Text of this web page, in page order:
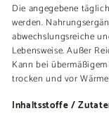
Die angegebene
werden.
abwechslungsreiche
Lebensweise. Außer
Kann bei
trocken und vor
Inhaltsstoffe /